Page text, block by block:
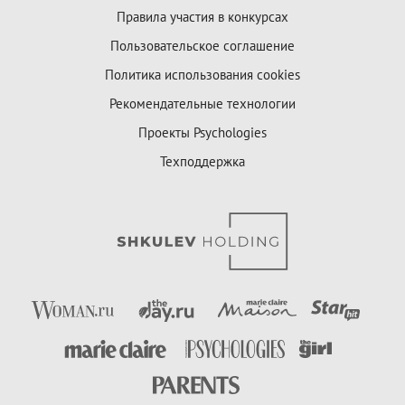
Правила участия в конкурсах
Пользовательское соглашение
Политика использования cookies
Рекомендательные технологии
Проекты Psychologies
Техподдержка